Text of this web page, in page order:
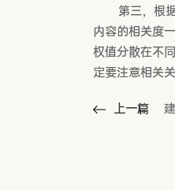
第三，根据
内容的相关度
权值分散在不
定要注意相关
上一篇